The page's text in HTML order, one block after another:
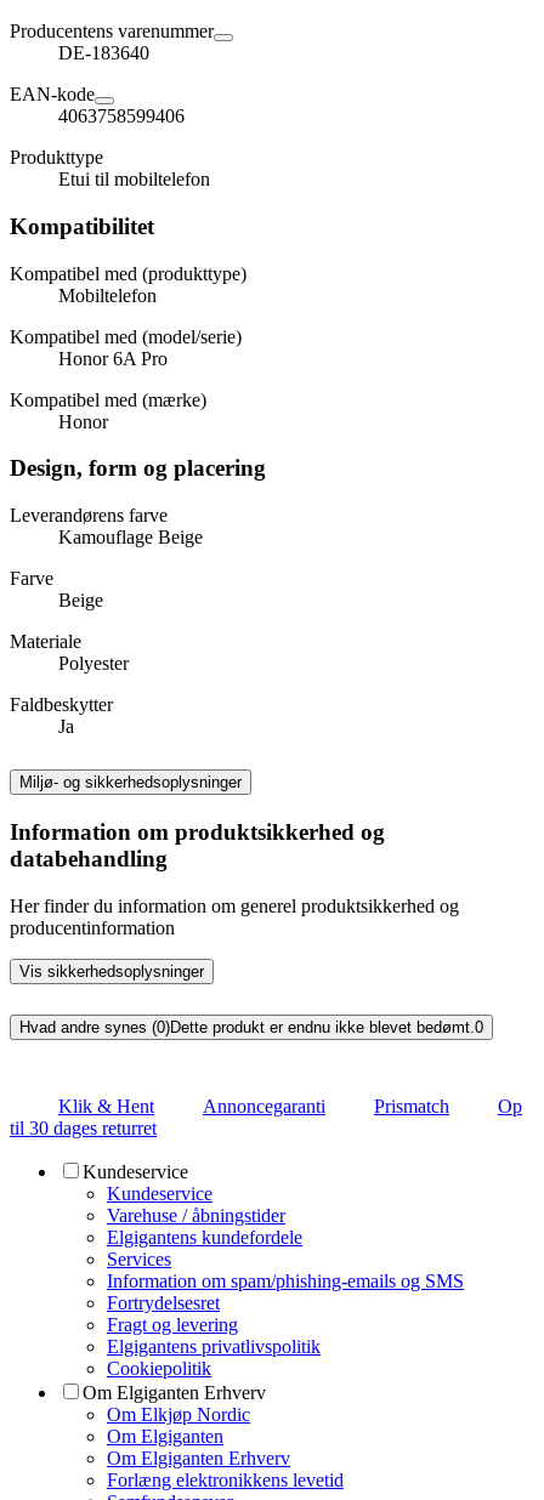
Producentens varenummer
DE-183640
EAN-kode
4063758599406
Produkttype
Etui til mobiltelefon
Kompatibilitet
Kompatibel med (produkttype)
Mobiltelefon
Kompatibel med (model/serie)
Honor 6A Pro
Kompatibel med (mærke)
Honor
Design, form og placering
Leverandørens farve
Kamouflage Beige
Farve
Beige
Materiale
Polyester
Faldbeskytter
Ja
Miljø- og sikkerhedsoplysninger
Information om produktsikkerhed og
databehandling
Her finder du information om generel produktsikkerhed og
producentinformation
Vis sikkerhedsoplysninger
Hvad andre synes (0)Dette produkt er endnu ikke blevet bedømt.0
Klik & Hent Annoncegaranti Prismatch
Op
til 30 dages returret
Kundeservice
Kundeservice
Varehuse / åbningstider
Elgigantens kundefordele
Services
Information om spam/phishing-emails og SMS
Fortrydelsesret
Fragt og levering
Elgigantens privatlivspolitik
Cookiepolitik
Om Elgiganten Erhverv
Om Elkjøp Nordic
Om Elgiganten
Om Elgiganten Erhverv
Forlæng elektronikkens levetid